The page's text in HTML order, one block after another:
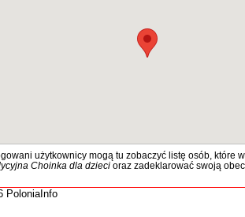
użytkownicy mogą tu zobaczyć listę osób, które
Choinka dla dzieci oraz zadeklarować swoją
PoloniaInfo